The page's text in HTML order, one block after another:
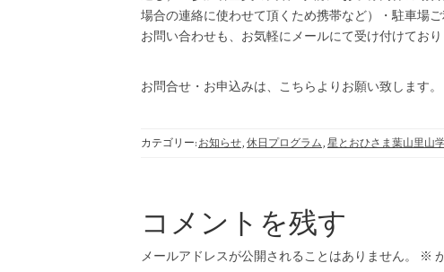
場合の連絡に使わせて頂くため携帯など）・駐車場
お問い合わせも、お気軽にメールにて受け付けており
お問合せ・お申込みは、こちらよりお願い致します
カテゴリー:お知らせ,休日プログラム,星とおひさま葉山里山
コメントを残す
メールアドレスが公開されることはありません。 ※